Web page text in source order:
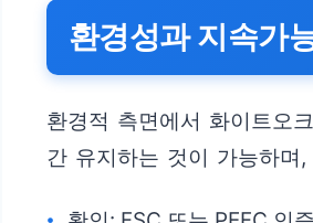
환경성과 지속가
환경적 측면에서 화이트오
간 유지하는 것이 가능하며